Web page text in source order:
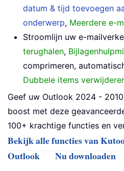
datum & tijd toevoegen
onderwerp, Meerdere e-
Stroomlijn uw e-
terughalen,
comprimeren,
Dubbele items
Geef uw Outlook 2024 -
boost met deze
100+ krachtige functies en
Bekijk alle functies van
Outlook
Nu downloaden